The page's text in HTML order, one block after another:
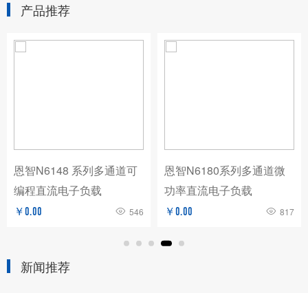
产品推荐
恩智N6148 系列多通道可
编程直流电子负载
￥0.00 546
恩智N6180系列多通道微
功率直流电子负载
￥0.00 817
新闻推荐